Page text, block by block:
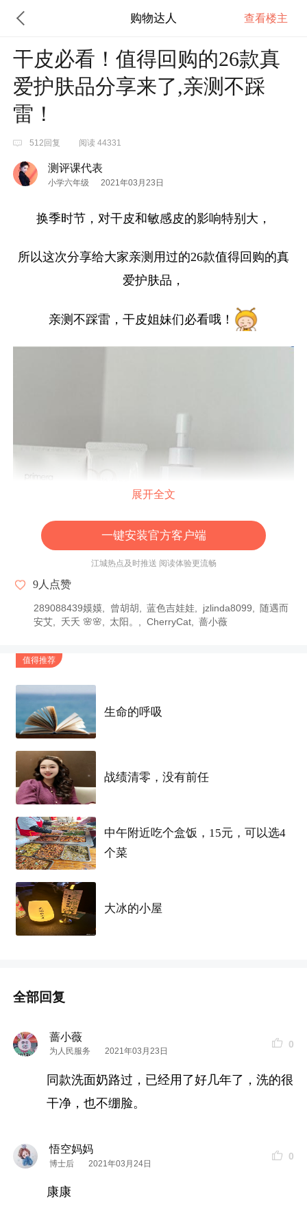
购物达人 查看楼主
干皮必看！值得回购的26款真
爱护肤品分享来了,亲测不踩
雷！
512回复 阅读 44331
测评课代表
小学六年级 2021年03月23日
换季时节，对干皮和敏感皮的影响特别大，
所以这次分享给大家亲测用过的26款值得回购的真
爱护肤品，
亲测不踩雷，干皮姐妹们必看哦！
卸妆篇：
今年用的是这三款：
farmacy卸妆膏：
如果你要查看本帖隐藏内容请回复
芭妮兰卸妆膏：
测评感受：在没遇到farmacy之前我是真的很爱它色膏体偏厚一点
但是好推开好乳化，卸妆力是三款里Z强的。价格美丽~
我不太在意是皂基还是氨基酸，只要用起来舒服不紧绷的都OK！
洗面奶和CPB洗面奶
这两款具体说不出哪里好，反正就是目前没有其他
展开全文
一键安装官方客户端
江城热点及时推送 阅读体验更流畅
9人点赞
289088439嫫嫫 曾胡胡 蓝色吉娃娃 jzlinda8099
随遇而
安艾
夭夭 🌸🌸 太阳。 CherryCat 蔷小薇
值得推荐
生命的呼吸
战绩清零，没有前任
中午附近吃个盒饭，15元，可以选4
个菜
大冰的小屋
全部回复
蔷小薇
为人民服务 2021年03月23日
0
同款洗面奶路过，已经用了好几年了，洗的很
干净，也不绷脸。
悟空妈妈
博士后 2021年03月24日
0
康康